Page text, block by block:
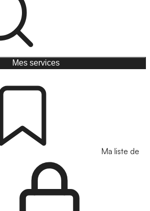
Mes services
Ma liste de